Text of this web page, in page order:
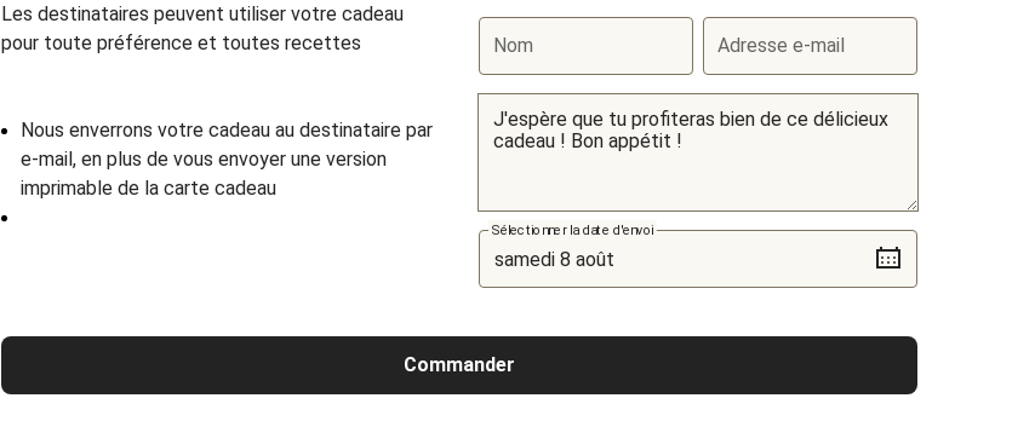
Les destinataires peuvent utiliser votre cadeau
pour toute préférence et toutes recettes
Nous enverrons votre cadeau au destinataire par
e-mail, en plus de vous envoyer une version
imprimable de la carte cadeau
Nom Adresse e-mail
Sélectionner la date d'envoi
Commander